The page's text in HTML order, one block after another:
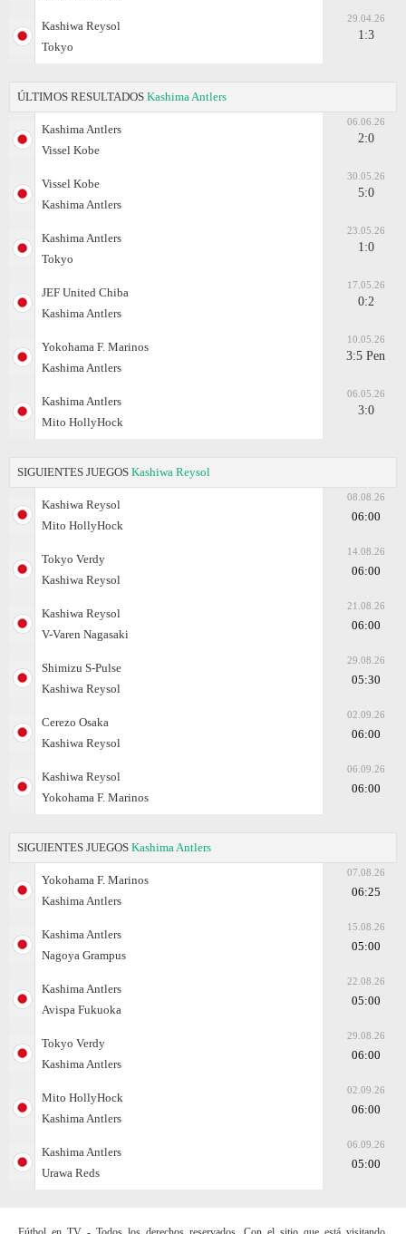
Kashiwa Reysol
Tokyo
29.04.26
1:3
ÚLTIMOS RESULTADOS Kashima Antlers
Kashima Antlers
Vissel Kobe
06.06.26
2:0
Vissel Kobe
Kashima Antlers
30.05.26
5:0
Kashima Antlers
Tokyo
23.05.26
1:0
JEF United Chiba
Kashima Antlers
17.05.26
0:2
Yokohama F. Marinos
Kashima Antlers
10.05.26
3:5 Pen
Kashima Antlers
Mito HollyHock
06.05.26
3:0
SIGUIENTES JUEGOS Kashiwa Reysol
Kashiwa Reysol
Mito HollyHock
08.08.26
06:00
Tokyo Verdy
Kashiwa Reysol
14.08.26
06:00
Kashiwa Reysol
V-Varen Nagasaki
21.08.26
06:00
Shimizu S-Pulse
Kashiwa Reysol
29.08.26
05:30
Cerezo Osaka
Kashiwa Reysol
02.09.26
06:00
Kashiwa Reysol
Yokohama F. Marinos
06.09.26
06:00
SIGUIENTES JUEGOS Kashima Antlers
Yokohama F. Marinos
Kashima Antlers
07.08.26
06:25
Kashima Antlers
Nagoya Grampus
15.08.26
05:00
Kashima Antlers
Avispa Fukuoka
22.08.26
05:00
Tokyo Verdy
Kashima Antlers
29.08.26
06:00
Mito HollyHock
Kashima Antlers
02.09.26
06:00
Kashima Antlers
Urawa Reds
06.09.26
05:00